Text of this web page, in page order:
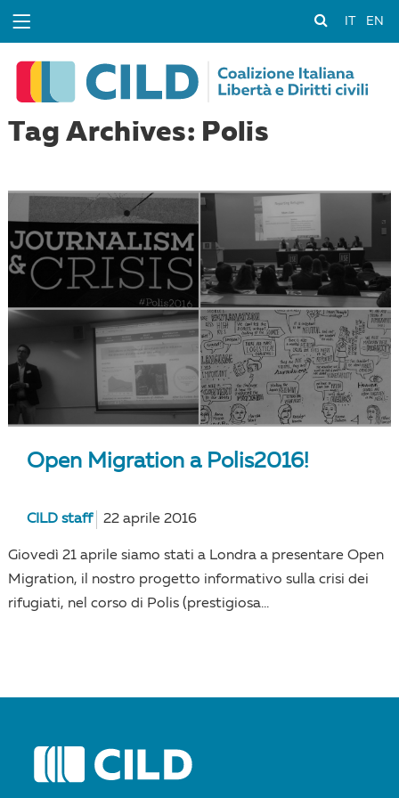
EN
Tag Archives: Polis
Open Migration a Polis2016!
CILD staff 22 aprile 2016
Giovedì 21 aprile siamo stati a Londra a presentare Open
Migration, il nostro progetto informativo sulla crisi dei
rifugiati, nel corso di Polis (prestigiosa...